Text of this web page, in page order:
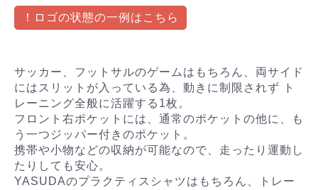
！ロゴの状態の一例はこちら
サッカー、フットサルのゲームはもちろん、両サイド
にはスリットが入っている為、動きに制限されず ト
レーニング全般に活躍する1枚。
フロント右ポケットには、通常のポケットの他に、も
う一つジッパー付きのポケット。
携帯や小物などの収納が可能なので、走ったり運動し
たりしても安心。
YASUDAのプラクティスシャツはもちろん、トレー